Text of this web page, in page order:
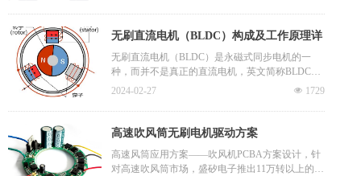
温度（风温），所以传统吹风机在吹头发时有高温
炙烤的感觉。高速吹风机有了高风速，加快了发丝
表面的空气流通速度，使发丝表面水分快速蒸发，
保住发丝内部水分和营养成分，就可以降低风温，
同样能达到快速吹干头发的目的，是真正意义上的
吹干，所以吹干头发后头发就不会毛糙无光泽。
面，并且在机械和电气部件之间不接触的情况下确
定转子角度。BLDC 电机拥有卓越的速度与扭矩特
运行和更高的速度范围。
无刷直流电机（BLDC）构成及工作原理详
解
无刷直流电机（BLDC）是永磁式同步电机的一
种，而并不是真正的直流电机，英文简称BLDC。
区别于有刷直流电机，无刷直流电机不使用机械的
传感器取代碳刷换向器，以钕铁硼作为转子的永磁
材料，性能上相较一般的传统直流电机有很大优
子是线圈绕组电枢，转子是永磁体。如果只给电机
通以固定的直流电流，则电机只能产生不变的磁
넶 1729
2024-02-27
高速吹风筒无刷电机驱动方案
高速风筒应用方案——吹风机PCBA方案设计，针
对高速吹风筒市场，盛矽电子推出11万转以上的高